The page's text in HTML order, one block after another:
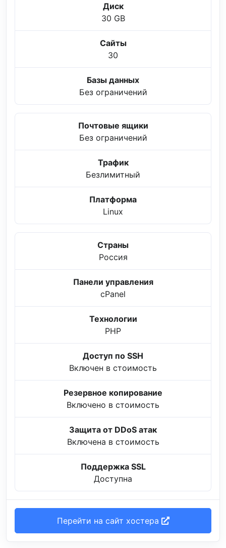
Диск
30 GB
Сайты
30
Базы данных
Без ограничений
Почтовые ящики
Без ограничений
Трафик
Безлимитный
Платформа
Linux
Страны
Россия
Панели управления
cPanel
Технологии
PHP
Доступ по SSH
Включен в стоимость
Резервное копирование
Включено в стоимость
Защита от DDoS атак
Включена в стоимость
Поддержка SSL
Доступна
Перейти на сайт хостера